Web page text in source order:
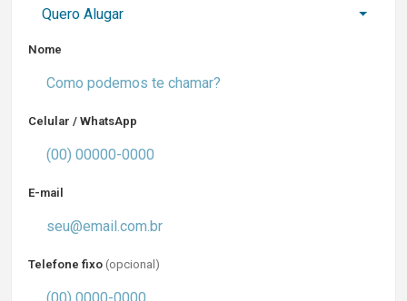
Quero Alugar
Nome
Celular / WhatsApp
E-mail
Telefone fixo (opcional)